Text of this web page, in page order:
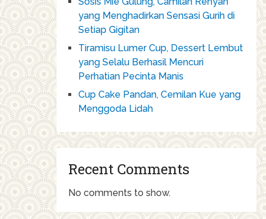
yang Menghadirkan Sensasi Gurih di
Setiap Gigitan
Tiramisu Lumer Cup, Dessert Lembut
yang Selalu Berhasil Mencuri
Perhatian Pecinta Manis
Cup Cake Pandan, Cemilan Kue yang
Menggoda Lidah
Recent Comments
No comments to show.